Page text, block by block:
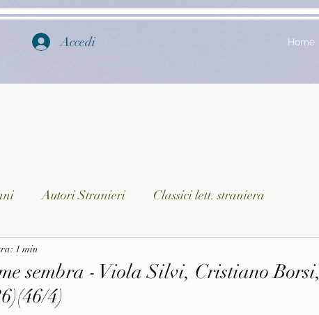
Accedi Home
Autori Stranieri Classici lett. straniera
Ragazzi
Collane
sembra - Viola Silvi, Cristiano Borsi,
4)
1 min